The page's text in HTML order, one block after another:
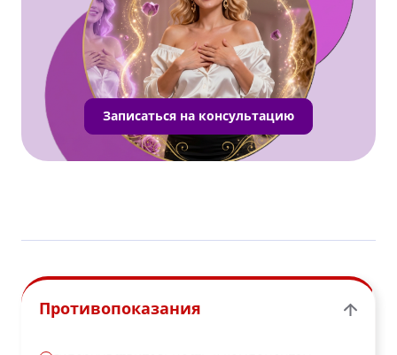
Записаться на консультацию
Противопоказания